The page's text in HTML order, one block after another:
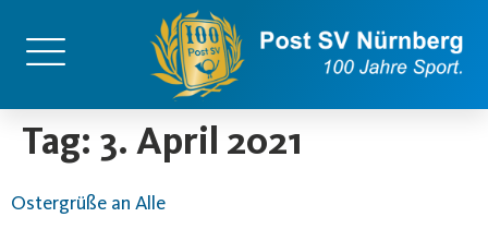
Tag: 3. April 2021
Ostergrüße an Alle